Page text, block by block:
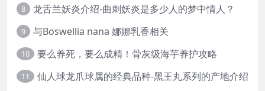
8 龙舌兰妖炎介绍-曲刺妖炎是多少人的梦中情人？
9 与Boswellia nana 娜娜乳香相关
10 要么养死，要么成精！骨灰级海芋养护攻略
11 仙人球龙爪球属的经典品种-黑王丸系列的产地介绍